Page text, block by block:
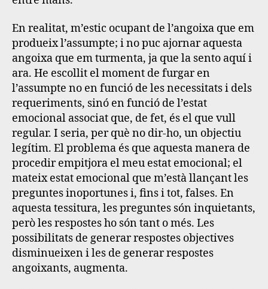
En realitat, m’estic ocupant de l’angoixa que em
produeix l’assumpte; i no puc ajornar aquesta
angoixa que em turmenta, ja que la sento aquí i
ara. He escollit el moment de furgar en
l’assumpte no en funció de les necessitats i dels
requeriments, sinó en funció de l’estat
emocional associat que, de fet, és el que vull
regular. I seria, per què no dir-ho, un objectiu
legítim. El problema és que aquesta manera de
procedir empitjora el meu estat emocional; el
mateix estat emocional que m’està llançant les
preguntes inoportunes i, fins i tot, falses. En
aquesta tessitura, les preguntes són inquietants,
però les respostes ho són tant o més. Les
possibilitats de generar respostes objectives
disminueixen i les de generar respostes
angoixants, augmenta.